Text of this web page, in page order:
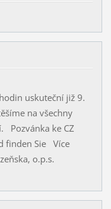
uskuteční již 9.
na všechny
Pozvánka ke CZ
finden Sie Více
o.p.s.